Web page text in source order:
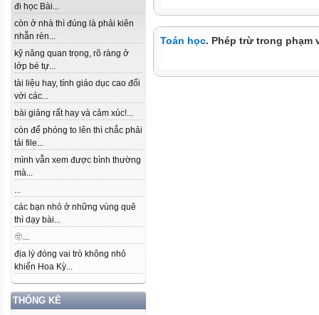
đi học Bài...
còn ở nhà thì đúng là phải kiên
nhẫn rèn...
kỹ năng quan trọng, rõ ràng ở
lớp bé tự...
tài liệu hay, tính giáo dục cao đối
với các...
bài giảng rất hay và cảm xúc!...
còn để phóng to lên thì chắc phải
tải file...
mình vẫn xem được bình thường
mà...
...
các bạn nhỏ ở những vùng quê
thì dạy bài...
🫥...
địa lý đóng vai trò không nhỏ
khiến Hoa Kỳ...
THỐNG KÊ
Toán học. Phép trừ trong phạm